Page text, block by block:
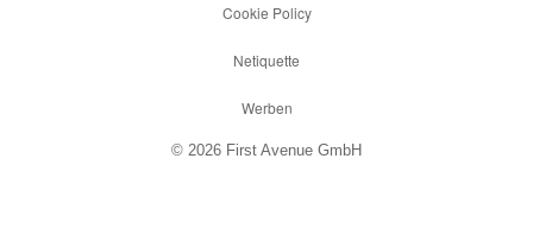
Cookie Policy
Netiquette
Werben
© 2026 First Avenue GmbH